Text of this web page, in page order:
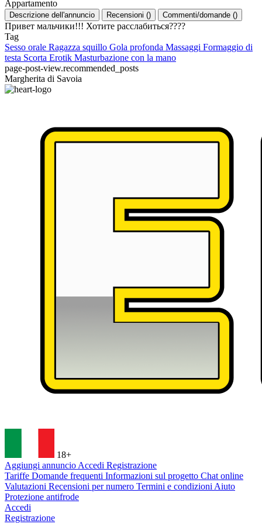
Appartamento
Descrizione dell'annuncio Recensioni () Commenti/domande ()
Привет мальчики!!! Хотите расслабиться????
Tag
Sesso orale Ragazza squillo Gola profonda Massaggi Formaggio di
testa Scorta Erotik Masturbazione con la mano
page-post-view.recommended_posts
Margherita di Savoia
18+
Aggiungi annuncio Accedi Registrazione
Tariffe Domande frequenti Informazioni sul progetto Chat online
Valutazioni Recensioni per numero Termini e condizioni Aiuto
Protezione antifrode
Accedi
Registrazione